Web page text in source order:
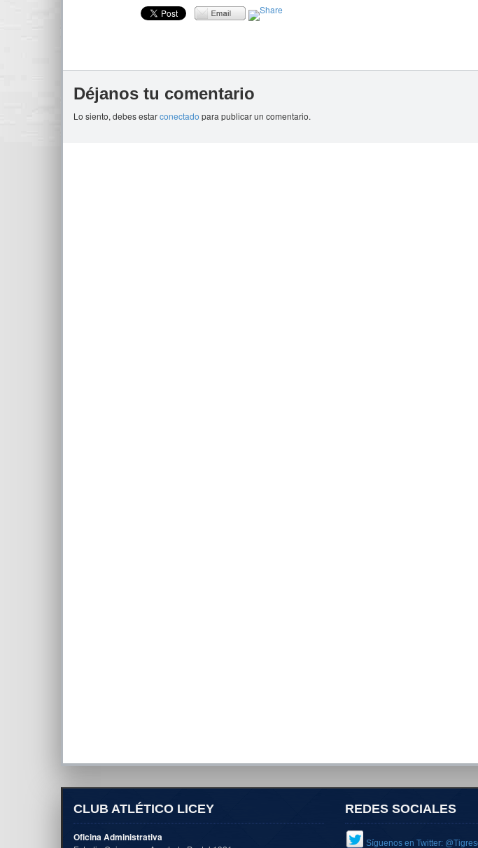
Déjanos tu comentario
Lo siento, debes estarconectado para publicar un comentario.
CLUB ATLÉTICO LICEY
Oficina Administrativa
REDES SOCIALES
Síguenos en Twitter: